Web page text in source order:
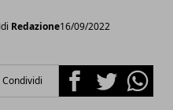
di Redazione16/09/2022
Condividi FacebookTwitterWhatsapp